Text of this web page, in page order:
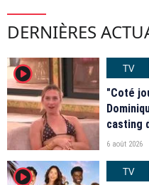
DERNIÈRES
player2
TV
"Coté
casting
6 août 2026
player2
TV